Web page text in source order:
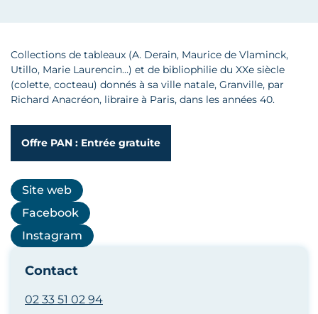
Collections de tableaux (A. Derain, Maurice de Vlaminck,
Utillo, Marie Laurencin…) et de bibliophilie du XXe siècle
(colette, cocteau) donnés à sa ville natale, Granville, par
Richard Anacréon, libraire à Paris, dans les années 40.
Offre PAN : Entrée gratuite
Site web
Facebook
Instagram
Contact
02 33 51 02 94